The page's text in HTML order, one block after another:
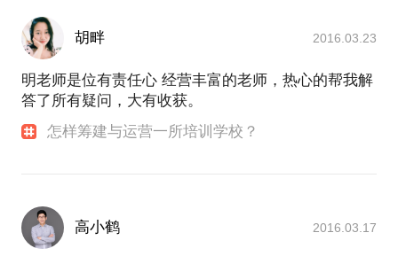
胡畔 2016.03.23
明老师是位有责任心 经营丰富的老师，热心的帮我解
答了所有疑问，大有收获。
怎样筹建与运营一所培训学校？
高小鹤 2016.03.17